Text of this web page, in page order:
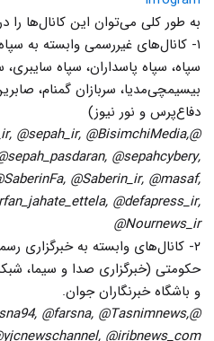
به طور کلی می‌توان این کانال‌ها را
۱- کانال‌های غیررسمی وابسته به
سپاه، سپاه پاسداران، سپاه
بیسیمچی‌مدیا، سربازان گمنام،
دفاع‌پرس و نور نیوز)
@sepah_ir, @BisimchiMedia,
@sepahcybery,
@Saberin_ir, @masaf,
@defapress_ir,
@Nournews_ir
۲- کانال‌های وابسته به خبرگزاری
حکومتی (خبرگزاری صدا و سیما،
و باشگاه خبرنگاران جوان.
@farsna, @Tasnimnews,
@iribnews_com